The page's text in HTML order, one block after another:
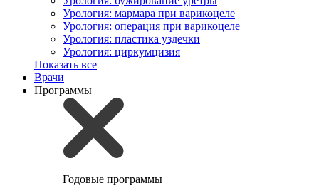
Урология: мармара при варикоцеле
Урология: операция при варикоцеле
Урология: пластика уздечки
Урология: циркумцизия
Показать все
Врачи
Программы
Годовые программы